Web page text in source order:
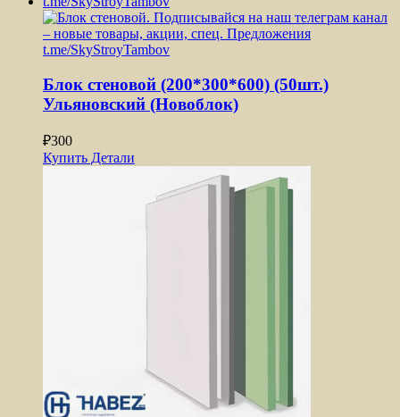
Блок стеновой (200*300*600) (50шт.)
Ульяновский (Новоблок)
₽300
Купить Детали